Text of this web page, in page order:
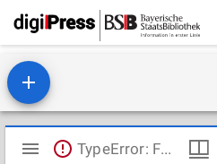
Mirador
TypeError: Failed to fetch